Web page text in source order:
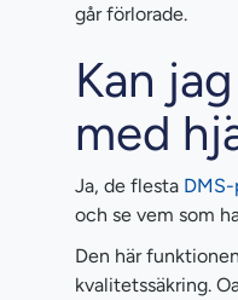
går förlorade.
Kan
med
Ja, de flesta
och se vem som
Den här
kvalitetssäkring.